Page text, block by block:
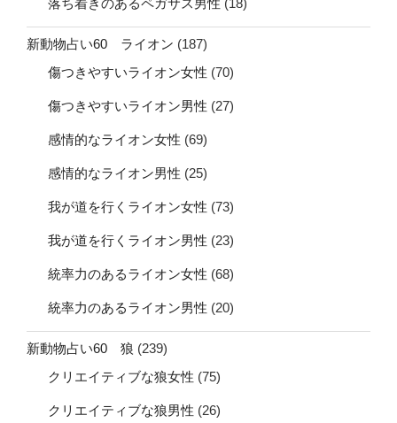
新動物占い60 ライオン (187)
傷つきやすいライオン女性 (70)
傷つきやすいライオン男性 (27)
感情的なライオン女性 (69)
感情的なライオン男性 (25)
我が道を行くライオン女性 (73)
我が道を行くライオン男性 (23)
統率力のあるライオン女性 (68)
統率力のあるライオン男性 (20)
新動物占い60 狼 (239)
クリエイティブな狼女性 (75)
クリエイティブな狼男性 (26)